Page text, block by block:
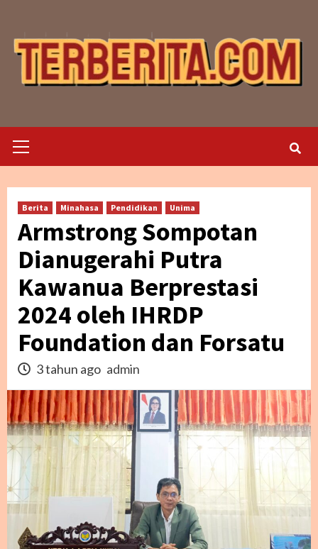
content
Menu
Berita Minahasa Pendidikan Unima
Armstrong Sompotan
Dianugerahi Putra
Kawanua Berprestasi
2024 oleh IHRDP
Foundation dan Forsatu
3 tahun ago admin